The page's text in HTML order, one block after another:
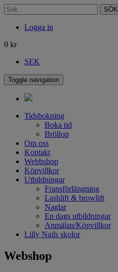
SÖK
Logga in
0 kr
SEK
Toggle navigation
Tidsbokning
Boka tid
Bröllop
Om oss
Kontakt
Webbshop
Köpvillkor
Utbildningar
Fransförlängning
Lashlift & browlift
Naglar
En dags utbildningar
Anmälan/Köpvillkor
Lilly Nails skolor
Webshop